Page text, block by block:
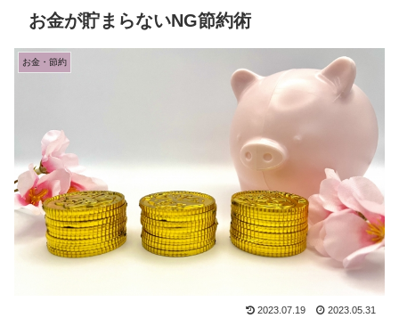
お金が貯まらないNG節約術
お金・節約
2023.07.19 2023.05.31